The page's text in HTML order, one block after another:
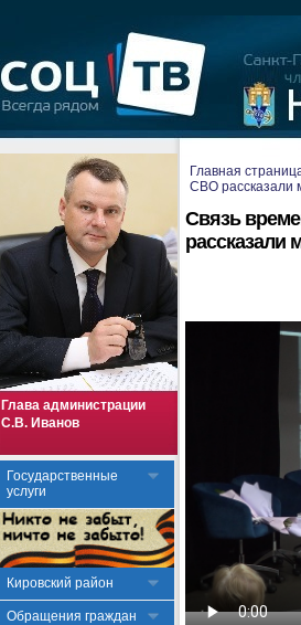
Глава администрации
С.В. Иванов
Государственные
услуги
Кировский район
Обращения граждан
Главная
СВО рассказали
Связь
рассказали